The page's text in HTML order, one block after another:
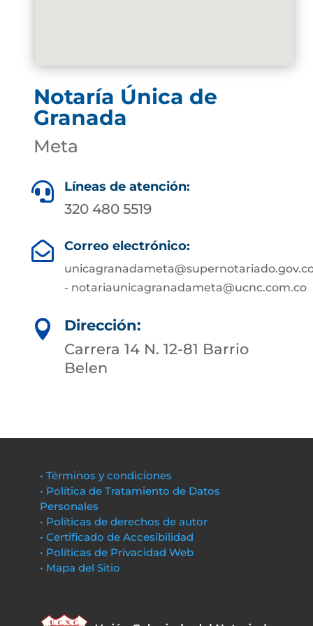
Notaría Única de
Granada
Meta
 Líneas de atención:
320 480 5519
 Correo electrónico:
- notariaunicagranadameta@ucnc.com.co

Dirección:
Carrera 14 N. 12-81 Barrio
Belen
• Términos y condiciones
• Política de Tratamiento de Datos
Personales
• Políticas de derechos de autor
• Certificado de Accesibilidad
• Políticas de Privacidad Web
• Mapa del Sitio